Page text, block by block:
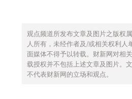
观点频道所发布文章及图片之版权
人所有，未经作者及/或相关权利人
面媒体不得予以转载。财新网对相
载授权并不包括上述文章及图片。
不代表财新网的立场和观点。